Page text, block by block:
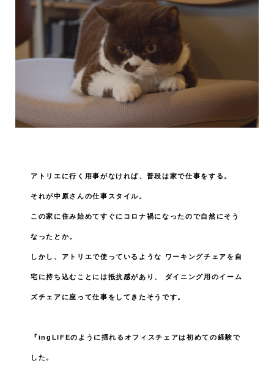
アトリエに行く用事がなければ、普段は家で仕事をする。
それが中原さんの仕事スタイル。
この家に住み始めてすぐにコロナ禍になったので自然にそう
なったとか。
しかし、アトリエで使っているような ワーキングチェアを自
宅に持ち込むことには抵抗感があり、 ダイニング用のイーム
ズチェアに座って仕事をしてきたそうです。
『ingLIFEのように揺れるオフィスチェアは初めての経験で
した。